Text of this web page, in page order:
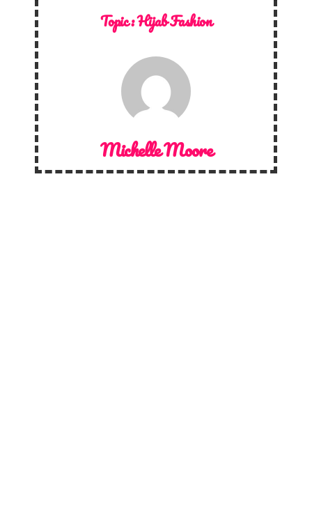
Topic :Hijab Fashion
Michelle Moore